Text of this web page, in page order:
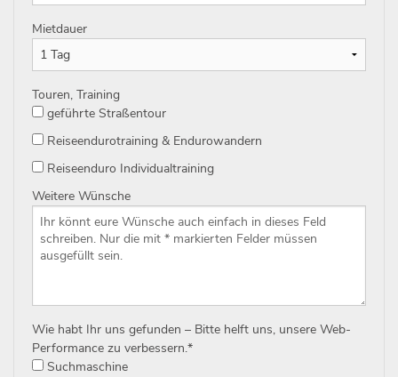
Mietdauer
Touren, Training
geführte Straßentour
Reiseendurotraining & Endurowandern
Reiseenduro Individualtraining
Weitere Wünsche
Wie habt Ihr uns gefunden – Bitte helft uns, unsere Web-
Performance zu verbessern.*
Suchmaschine